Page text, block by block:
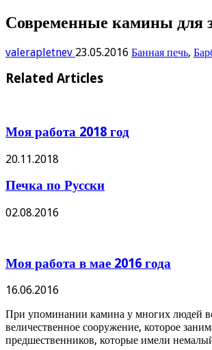
Современные камины для
valerapletnev 23.05.2016 Банная печь,
Related Articles
Моя работа 2018 год
20.11.2018
Печка по Русски
02.08.2016
Моя работа в мае 2016 года
16.06.2016
При упоминании камина у многих людей
величественное сооружение, которое
предшественников, которые имели